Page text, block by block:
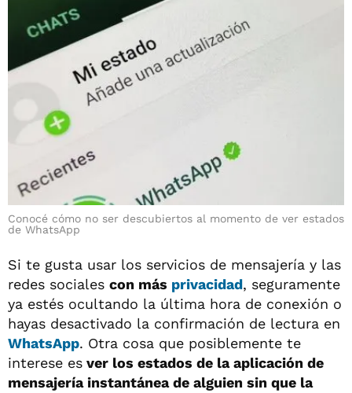
Conocé cómo no ser descubiertos al momento de ver estados
de WhatsApp
Si te gusta usar los servicios de mensajería y las
redes sociales con más privacidad, seguramente
ya estés ocultando la última hora de conexión o
hayas desactivado la confirmación de lectura en
WhatsApp. Otra cosa que posiblemente te
interese es ver los estados de la aplicación de
mensajería instantánea de alguien sin que la